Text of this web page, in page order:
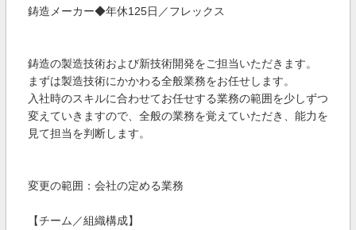
鋳造メーカー◆年休125日／フレックス
鋳造の製造技術および新技術開発をご担当いただきます。
まずは製造技術にかかわる全般業務をお任せします。
入社時のスキルに合わせてお任せする業務の範囲を少しずつ
変えていきますので、全般の業務を覚えていただき、能力を
見て担当を判断します。
変更の範囲：会社の定める業務
【チーム／組織構成】